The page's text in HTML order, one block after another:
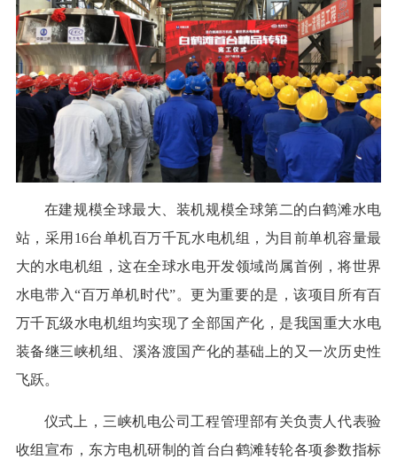
在建规模全球最大、装机规模全球第二的白鹤滩水电
站，采用16台单机百万千瓦水电机组，为目前单机容量最
大的水电机组，这在全球水电开发领域尚属首例，将世界
水电带入“百万单机时代”。更为重要的是，该项目所有百
万千瓦级水电机组均实现了全部国产化，是我国重大水电
装备继三峡机组、溪洛渡国产化的基础上的又一次历史性
飞跃。
仪式上，三峡机电公司工程管理部有关负责人代表验
收组宣布，东方电机研制的首台白鹤滩转轮各项参数指标